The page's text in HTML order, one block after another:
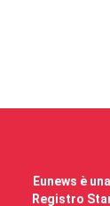
Eunews è
Registro